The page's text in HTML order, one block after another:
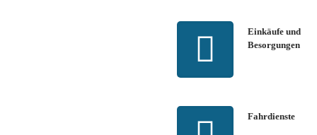
Einkäufe und
Besorgungen
Fahrdienste